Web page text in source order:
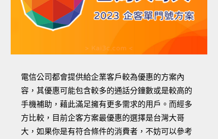
電信公司都會提供給企業客戶較為優惠的方案內
容，其優惠可能包含較多的通話分鐘數或是較高的
手機補助，藉此滿足擁有更多需求的用戶。而經多
方比較，目前企客方案最優惠的選擇是台灣大哥
大，如果你是有符合條件的消費者，不妨可以參考